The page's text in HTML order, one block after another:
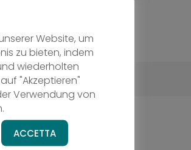
Website, um
zu bieten, indem
wiederholten
"Akzeptieren"
Verwendung von
ACCETTA